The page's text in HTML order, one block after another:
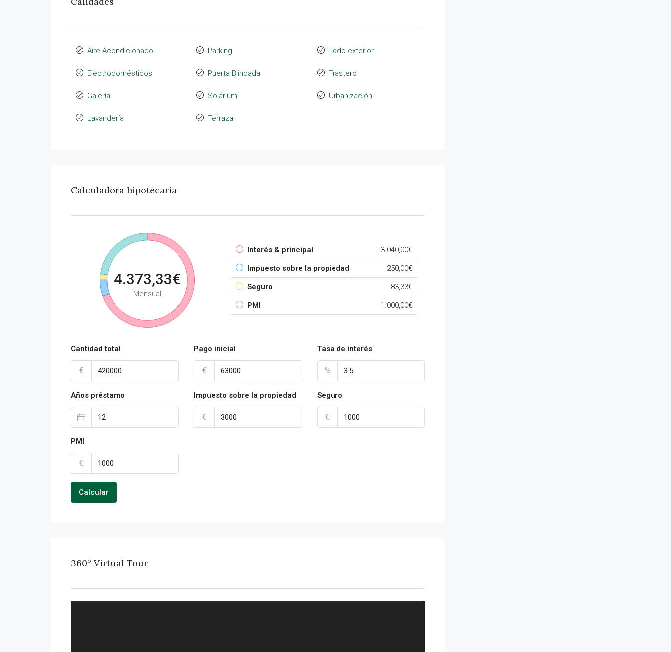
Aire Acondicionado
Electrodomésticos
Galería
Lavandería
Parking
Puerta Blindada
Solárium
Terraza
Todo exterior
Trastero
Urbanización
Calculadora hipotecaria
4.373,33€
Mensual
Interés & principal 3.040,00€
Impuesto sobre la propiedad 250,00€
Seguro 83,33€
PMI 1.000,00€
Cantidad total
€
Pago inicial
€
Tasa de interés
%
Años préstamo Impuesto sobre la propiedad
€
Seguro
€
PMI
€
Calcular
360° Virtual Tour